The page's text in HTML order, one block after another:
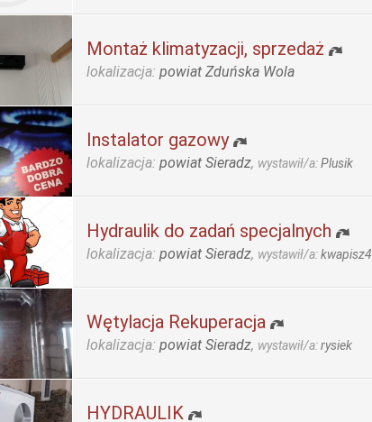
Montaż klimatyzacji, sprzedaż
lokalizacja: powiat Zduńska Wola
Instalator gazowy
lokalizacja: powiat Sieradz, wystawił/a:Plusik
Hydraulik do zadań specjalnych
lokalizacja: powiat Sieradz, wystawił/a:kwapisz4
Wętylacja Rekuperacja
lokalizacja: powiat Sieradz, wystawił/a:rysiek
HYDRAULIK